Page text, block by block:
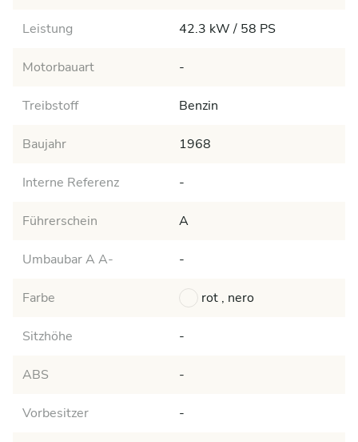
Leistung 42.3 kW / 58 PS
Motorbauart -
Treibstoff Benzin
Baujahr 1968
Interne Referenz -
Führerschein A
Umbaubar A A- -
Farbe rot , nero
Sitzhöhe -
ABS -
Vorbesitzer -